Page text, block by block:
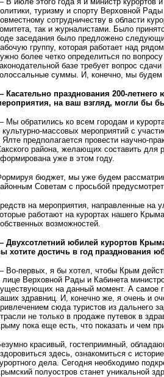
туризму и спорту Верховной
сотрудничеству в области
так и журналистами. Было
заседания было предложено
группу, которая работает над
более четко определиться по
базе требует вопрос
суммы. И, конечно, мы будем
Касательно празднования 200-
на ваш взгляд, могли бы
Мы обратились ко всем городам и
культурно-массовых мероприятий с
Ялте предполагается провести научно-
района, желающих составить для
уже в этом году.
бюджет, мы уже будем
Советам с просьбой
на мероприятия, направленные на
работают на курортах нашего
возможностей.
Двухсотлетний юбилей курортов
хотите достичь в год празднования
Во-первых, я бы хотел, чтобы Крым
лице Верховной Рады и Кабинета
на данный момент. А самое
здравниц. И, конечно же, я очень и
сюда туристов из дальнего
не только в продаже путевок в
пока еще есть, что показать и чем
красивый, гостеприимный,
здесь, ознакомиться с
дела. Сегодня необходимо
полуостров станет уникальной